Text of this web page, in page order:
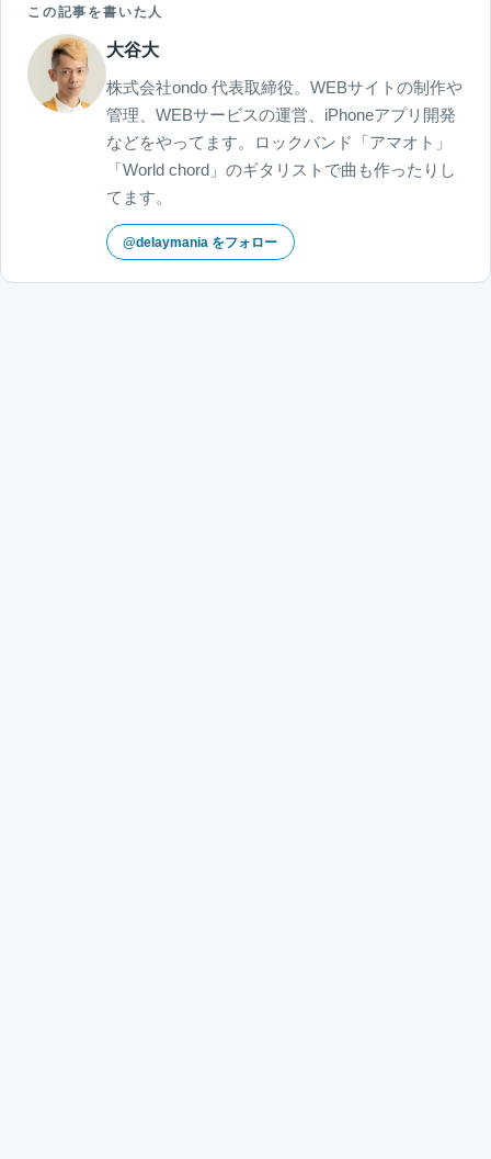
この記事を書いた人
大谷大
株式会社ondo 代表取締役。WEBサイトの制作や
管理、WEBサービスの運営、iPhoneアプリ開発
などをやってます。ロックバンド「アマオト」
「World chord」のギタリストで曲も作ったりし
てます。
@delaymania をフォロー